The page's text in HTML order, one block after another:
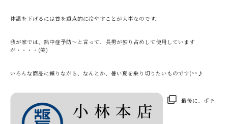
体温を下げるには首を重点的に冷やすことが大事なのです。
我が家では、熱中症予防～と言って、長男が独り占めして使用しています
が・・・・(笑)
いろんな商品に頼りながら、なんとか、暑い夏を乗り切りたいものです(^^♪
最後に、ポチ